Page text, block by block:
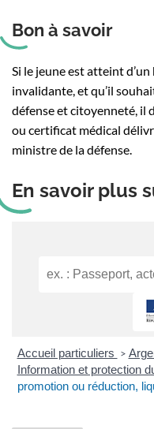
Bon à savoir
Si le jeune est atteint
invalidante, et qu’il
défense et citoyenneté, il
ou certificat médical
ministre de la défense.
En savoir plus
Accueil particuliers >
Information et protection
promotion ou réduction,